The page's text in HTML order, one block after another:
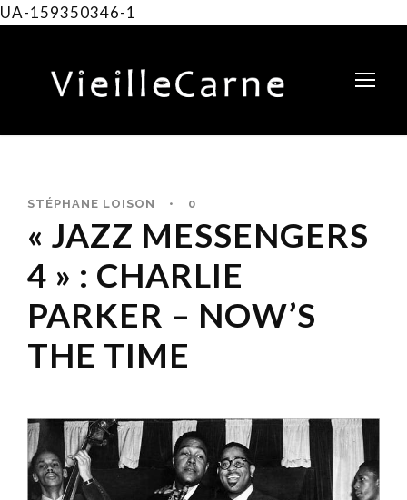
UA-159350346-1
STÉPHANE LOISON • 0
« JAZZ MESSENGERS
4 » : CHARLIE
PARKER – NOW’S
THE TIME